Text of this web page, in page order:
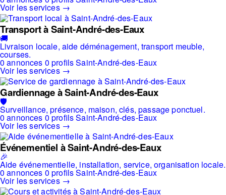
Voir les services →
Transport à Saint-André-des-Eaux
🚚
Livraison locale, aide déménagement, transport meuble,
courses.
0 annonces 0 profilsSaint-André-des-Eaux
Voir les services →
Gardiennage à Saint-André-des-Eaux
🛡️
Surveillance, présence, maison, clés, passage ponctuel.
0 annonces 0 profilsSaint-André-des-Eaux
Voir les services →
Événementiel à Saint-André-des-Eaux
🎉
Aide événementielle, installation, service, organisation locale.
0 annonces 0 profilsSaint-André-des-Eaux
Voir les services →